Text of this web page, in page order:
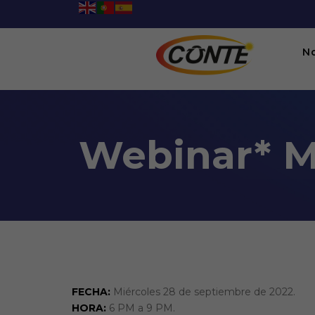
Webinar*
Webinario, Videoconferencia en
FECHA: Miércoles 28 de septiembre de 2022.
HORA: 6 PM a 9 PM.